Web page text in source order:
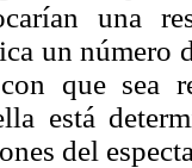
una
un número
que sea
está
del